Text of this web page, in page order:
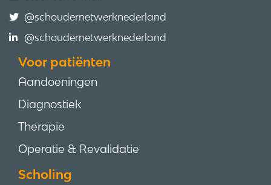
@schoudernetwerknederland
@schoudernetwerknederland
Voor patiënten
Aandoeningen
Diagnostiek
Therapie
Operatie & Revalidatie
Scholing